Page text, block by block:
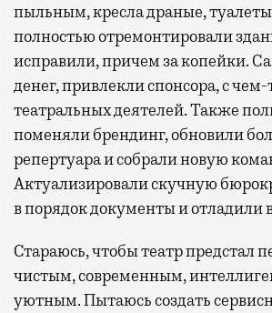
пыльным, кресла драные,
полностью отремонтировали
исправили, причем за копейки.
денег, привлекли спонсора, с
театральных деятелей. Также
поменяли брендинг, обновили
репертуара и собрали новую
Актуализировали скучную
в порядок документы и отладили
Стараюсь, чтобы театр предстал
чистым, современным,
уютным. Пытаюсь создать